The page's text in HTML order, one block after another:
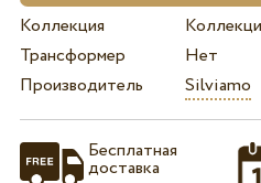
Коллекция
Трансформер
Нет
Производитель
Silviamo
Бесплатная
доставка